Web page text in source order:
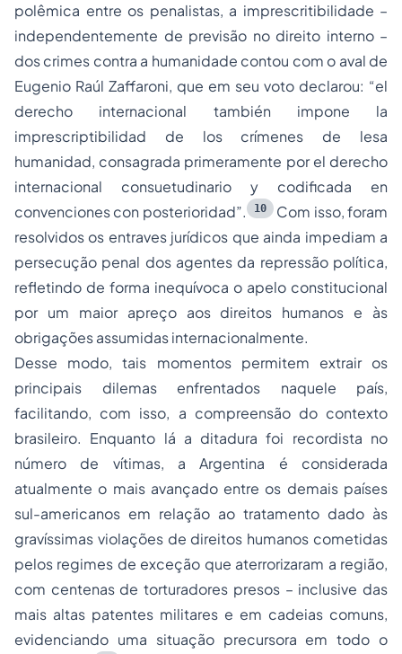
polêmica entre os penalistas, a imprescritibilidade –
independentemente de previsão no direito interno –
dos crimes contra a humanidade contou com o aval de
Eugenio Raúl Zaffaroni, que em seu voto declarou: “el
derecho internacional también impone la
imprescriptibilidad de los crímenes de lesa
humanidad, consagrada primeramente por el derecho
internacional consuetudinario y codificada en
convenciones con posterioridad”.
10 Com isso, foram
resolvidos os entraves jurídicos que ainda impediam a
persecução penal dos agentes da repressão política,
refletindo de forma inequívoca o apelo constitucional
por um maior apreço aos direitos humanos e às
obrigações assumidas internacionalmente.
Desse modo, tais momentos permitem extrair os
principais dilemas enfrentados naquele país,
facilitando, com isso, a compreensão do contexto
brasileiro. Enquanto lá a ditadura foi recordista no
número de vítimas, a Argentina é considerada
atualmente o mais avançado entre os demais países
sul-americanos em relação ao tratamento dado às
gravíssimas violações de direitos humanos cometidas
pelos regimes de exceção que aterrorizaram a região,
com centenas de torturadores presos – inclusive das
mais altas patentes militares e em cadeias comuns,
evidenciando uma situação precursora em todo o